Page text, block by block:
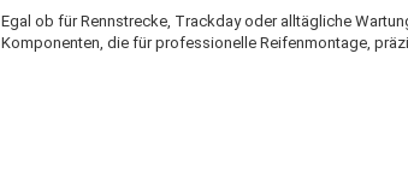
Egal ob für Rennstrecke, Trackday oder alltägliche
Komponenten, die für professionelle Reifenmontage,